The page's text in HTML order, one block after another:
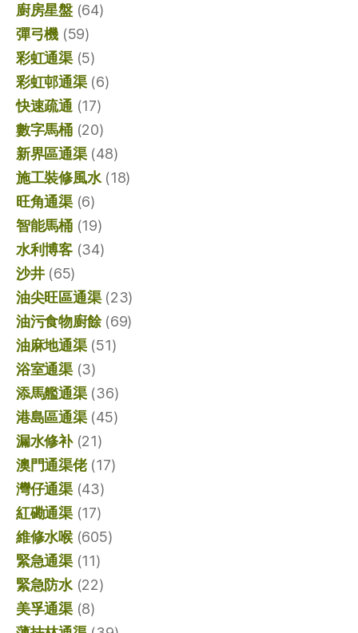
廚房星盤(64)
彈弓機 (59)
彩虹通渠(5)
彩虹邨通渠(6)
快速疏通 (17)
數字馬桶(20)
新界區通渠(48)
施工裝修風水(18)
旺角通渠(6)
智能馬桶(19)
水利博客(34)
沙井(65)
油尖旺區通渠(23)
油污食物廚餘(69)
油麻地通渠(51)
浴室通渠(3)
添馬艦通渠(36)
港島區通渠(45)
漏水修补(21)
澳門通渠佬(17)
灣仔通渠(43)
紅磡通渠(17)
維修水喉(605)
緊急通渠(11)
緊急防水(22)
美孚通渠(8)